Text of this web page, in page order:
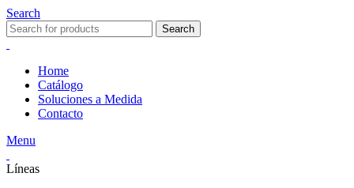
Search
Search
Home
Catálogo
Soluciones a Medida
Contacto
Menu
Líneas